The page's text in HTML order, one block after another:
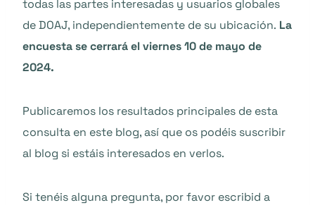
todas las partes interesadas y usuarios globales
de DOAJ, independientemente de su ubicación. La
encuesta se cerrará el viernes 10 de mayo de
2024.
Publicaremos los resultados principales de esta
consulta en este blog, así que os podéis suscribir
al blog si estáis interesados en verlos.
Si tenéis alguna pregunta, por favor escribid a